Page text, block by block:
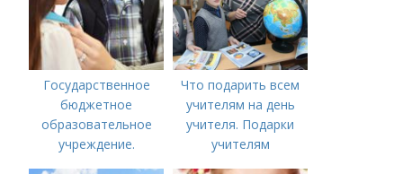
Федерации
Государственное
бюджетное
образовательное
учреждение.
Что подарить всем
учителям на день
учителя. Подарки
учителям